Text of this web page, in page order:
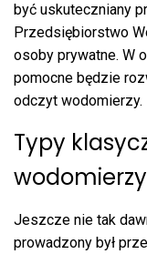
być uskuteczniany
Przedsiębiorstwo
osoby prywatne. W
pomocne będzie
odczyt wodomierzy.
Typy
wodomierzy
Jeszcze nie tak
prowadzony był